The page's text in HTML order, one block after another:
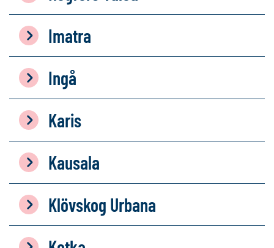
Imatra
Ingå
Karis
Kausala
Klövskog Urbana